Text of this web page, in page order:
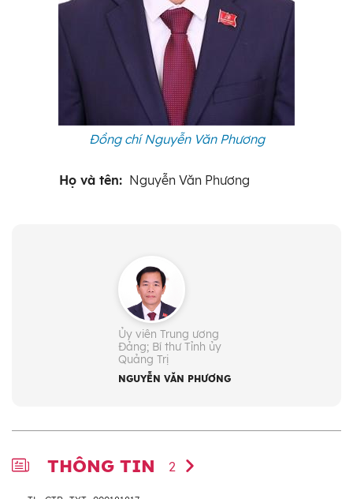
Đồng chí Nguyễn Văn Phương
Họ và tên: Nguyễn Văn Phương
Kinh
- Ủy viên Trung ương Đảng: Khóa XIV
- Bí thư Tỉnh ủy Quảng Trị (từ 10/2025)
Trình độ lý luận chính trị: Cao cấp
Ủy viên Trung ương
Đảng; Bí thư Tỉnh ủy
Quảng Trị
NGUYỄN VĂN PHƯƠNG
THÔNG TIN 2